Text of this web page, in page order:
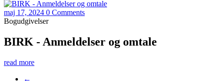
maj 17, 2024 0 Comments
Bogudgivelser
BIRK - Anmeldelser og omtale
read more
←